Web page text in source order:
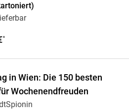
*
in Wien: Die 150 besten
Wochenendfreuden